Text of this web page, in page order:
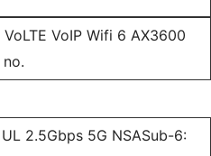
VoIP Wifi 6 AX3600
2.5Gbps 5G NSASub-6: